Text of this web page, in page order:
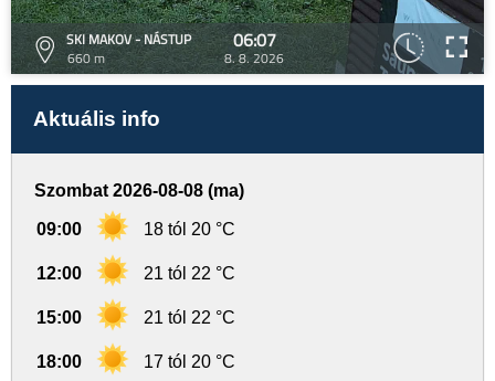
SKI MAKOV - NÁSTUP
660 m
06:07
8. 8. 2026
Aktuális info
Szombat 2026-08-08 (ma)
09:00 18 tól 20 °C
12:00 21 tól 22 °C
15:00 21 tól 22 °C
18:00 17 tól 20 °C